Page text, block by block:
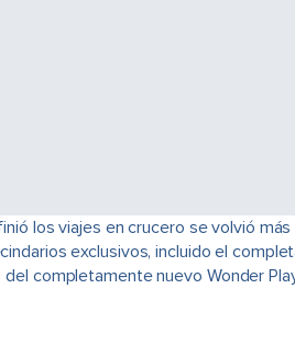
los viajes en crucero se volvió
exclusivos, incluido el
completamente nuevo Wonder